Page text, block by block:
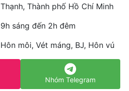
Thạnh, Thành phố Hồ Chí Minh
9h sáng đến 2h đêm
Hôn môi, Vét máng, BJ, Hôn vú
Nhóm Telegram